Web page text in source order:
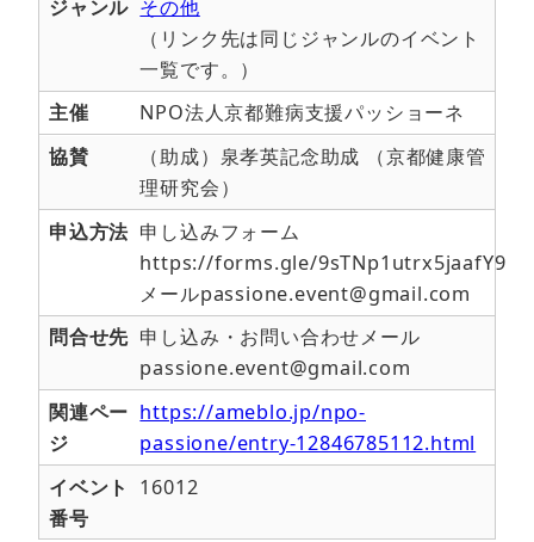
ジャンル その他
（リンク先は同じジャンルのイベント
一覧です。）
主催
NPO法人京都難病支援パッショーネ
協賛
（助成）泉孝英記念助成 （京都健康管
理研究会）
申込方法 申し込みフォーム
https://forms.gle/9sTNp1utrx5jaafY9
メールpassione.event@gmail.com
問合せ先 申し込み・お問い合わせメール
passione.event@gmail.com
関連ペー
ジ
https://ameblo.jp/npo-
passione/entry-12846785112.html
イベント
番号
16012